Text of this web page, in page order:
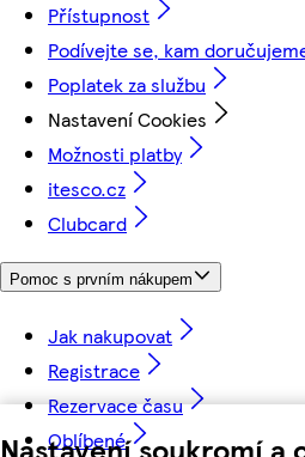
Nastavení soukromí a
Přístupnost
Podívejte se, kam
Poplatek za službu
Nastavení Cookies
Možnosti platby
itesco.cz
Clubcard
Pomoc s prvním nákupem
Jak nakupovat
Registrace
Rezervace času
Oblíbené